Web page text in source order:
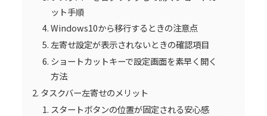
ット手順
Windows10から移行するときの注意点
左寄せ設定が表示されないときの確認項目
ショートカットキーで設定画面を素早く開く
方法
タスクバー左寄せのメリット
スタートボタンの位置が固定される安心感